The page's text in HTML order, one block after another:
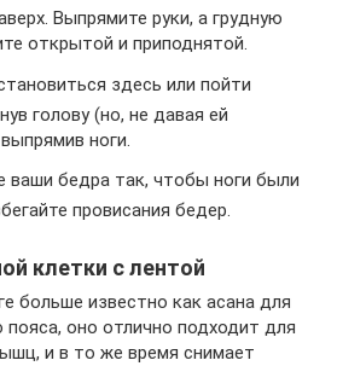
Выпрямите руки, а грудную
открытой и приподнятой.
здесь или пойти
голову (но, не давая ей
ноги.
ваши бедра так, чтобы ноги были
провисания бедер.
клетки с лентой
больше известно как асана для
пояса, оно отлично подходит для
и в то же время снимает